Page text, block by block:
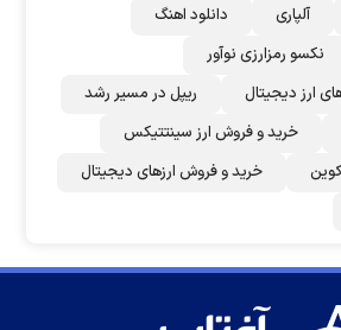
آلپاری
دانلود اهنگ
نکسو رمزارزی نوآور
ارز دیجیتال
ریپل در مسیر رشد
خرید و فروش ارز سینتتیکس
خرید و فروش ارزهای دیجیتال